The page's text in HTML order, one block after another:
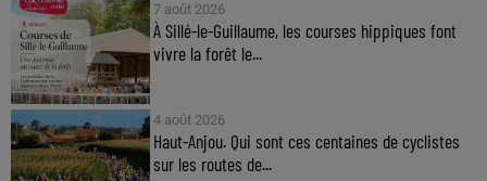
7 août 2026
À Sillé-le-Guillaume, les courses hippiques font
vivre la forêt le...
4 août 2026
Haut-Anjou. Qui sont ces centaines de cyclistes
sur les routes de...